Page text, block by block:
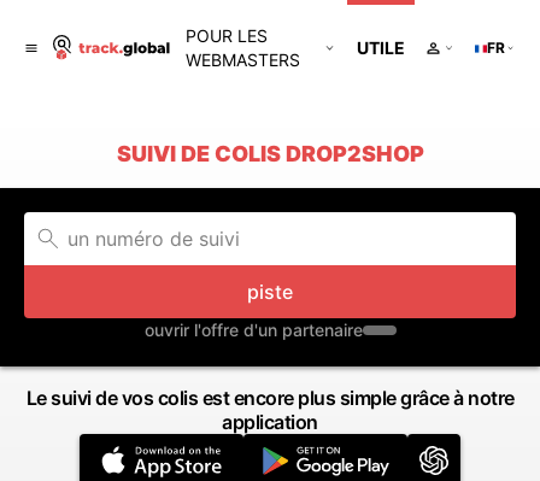
POUR LES
WEBMASTERS
UTILE FR
SUIVI DE COLIS DROP2SHOP
piste
ouvrir l'offre d'un partenaire
Le suivi de vos colis est encore plus simple grâce à notre
application